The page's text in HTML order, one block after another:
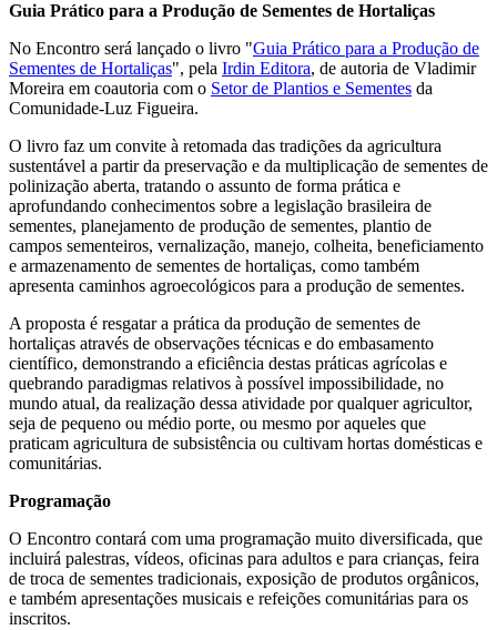
Guia Prático para a Produção de Sementes de Hortaliças
No Encontro será lançado o livro "Guia Prático para a Produção de
Sementes de Hortaliças", pela Irdin Editora, de autoria de Vladimir
Moreira em coautoria com o Setor de Plantios e Sementes da
Comunidade-Luz Figueira.
O livro faz um convite à retomada das tradições da agricultura
sustentável a partir da preservação e da multiplicação de sementes de
polinização aberta, tratando o assunto de forma prática e
aprofundando conhecimentos sobre a legislação brasileira de
sementes, planejamento de produção de sementes, plantio de
campos sementeiros, vernalização, manejo, colheita, beneficiamento
e armazenamento de sementes de hortaliças, como também
apresenta caminhos agroecológicos para a produção de sementes.
A proposta é resgatar a prática da produção de sementes de
hortaliças através de observações técnicas e do embasamento
científico, demonstrando a eficiência destas práticas agrícolas e
quebrando paradigmas relativos à possível impossibilidade, no
mundo atual, da realização dessa atividade por qualquer agricultor,
seja de pequeno ou médio porte, ou mesmo por aqueles que
praticam agricultura de subsistência ou cultivam hortas domésticas e
comunitárias.
Programação
O Encontro contará com uma programação muito diversificada, que
incluirá palestras, vídeos, oficinas para adultos e para crianças, feira
de troca de sementes tradicionais, exposição de produtos orgânicos,
e também apresentações musicais e refeições comunitárias para os
inscritos.